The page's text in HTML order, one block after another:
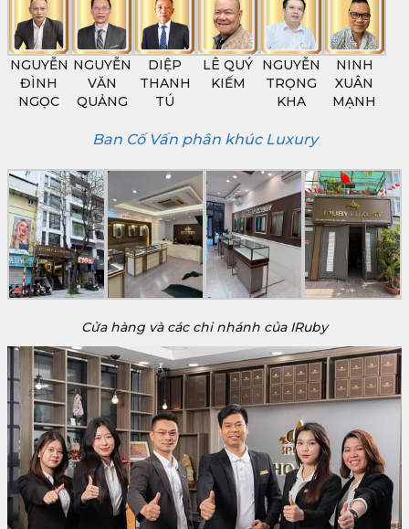
NGUYỄN
ĐÌNH
NGỌC
NGUYỄN
VĂN
QUẢNG
DIỆP
THANH
TÚ
LÊ QUÝ
KIẾM
NGUYỄN
TRỌNG
KHA
NINH
XUÂN
MẠNH
Ban Cố Vấn phân khúc Luxury
Cửa hàng và các chi nhánh của IRuby